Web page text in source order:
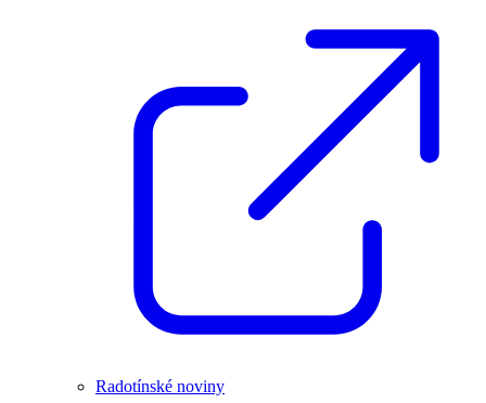
Radotínské noviny